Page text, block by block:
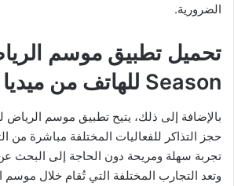
الضرورية.
Season للهاتف من ميديا فاير 2024
بالإضافة إلى ذلك، يتيح تطبيق موسم الرياض
حجز التذاكر للفعاليات المختلفة مباشرة من
تجربة سهلة ومريحة دون الحاجة إلى البحث
وتعد التجارب المختلفة التي تُقام خلال موسم